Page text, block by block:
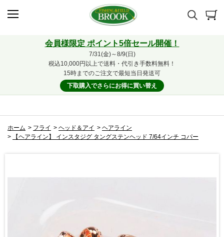
会員様限定 ポイント5倍セール開催！
7/31(金)～8/9(日)
税込10,000円以上で送料・代引き手数料無料！
15時までのご注文で最短当日発送可
下取購入でさらにお得に買い替え
ホーム > フライ > ヘッド＆アイ > ヘアライン
>
【ヘアライン】 インスタジグ タングステンヘッド 7/64インチ コパー